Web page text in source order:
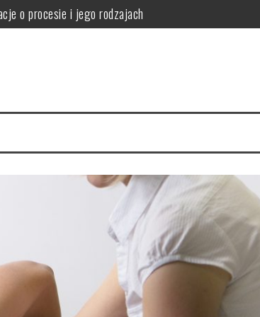
o procesie i jego rodzajach
ryzyka zdrowotne
kuchni pełne zalet
przy profilu, szybach, okuciach i współczynniku Uw